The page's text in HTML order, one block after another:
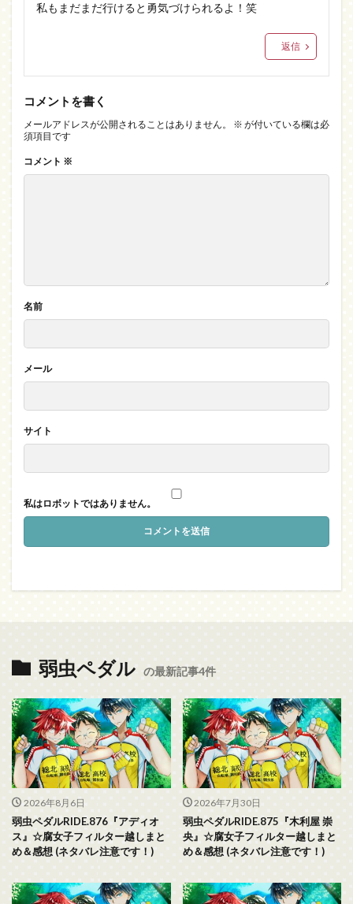
私もまだまだ行けると勇気づけられるよ！笑
返信
コメントを書く
メールアドレスが公開されることはありません。 ※ が付いている欄は必
須項目です
コメント ※
名前
メール
サイト
私はロボットではありません。
弱虫ペダル の最新記事4件
2026年8月6日
弱虫ペダルRIDE.876『アディオ
ス』☆腐女子フィルター越しまと
め＆感想 (ネタバレ注意です！)
2026年7月30日
弱虫ペダルRIDE.875『木利屋 崇
央』☆腐女子フィルター越しまと
め＆感想 (ネタバレ注意です！)